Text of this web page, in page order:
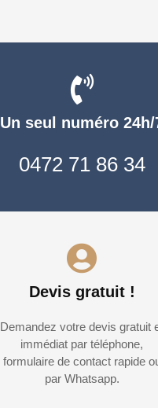
Un seul numéro 24h/
0472 71 86 34
Devis gratuit !
Demandez votre devis gratuit
immédiat par téléphone,
formulaire de contact rapide
par Whatsapp.